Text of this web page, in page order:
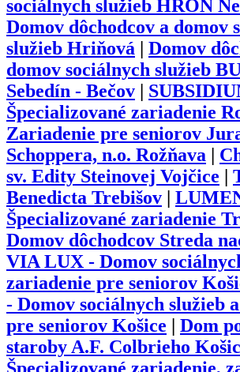
sociálnych služieb HRON
Domov dôchodcov a domov
služieb Hriňová
Domov
domov sociálnych služieb
Sebedín - Bečov
Špecializované zariadenie
Zariadenie pre seniorov
Schoppera, n.o. Rožňava
sv. Edity Steinovej Vojčice
Benedicta Trebišov
Špecializované zariadenie
Domov dôchodcov Streda
VIA LUX - Domov
zariadenie pre seniorov
- Domov sociálnych služieb
pre seniorov Košice
Dom
staroby A.F. Colbrieho